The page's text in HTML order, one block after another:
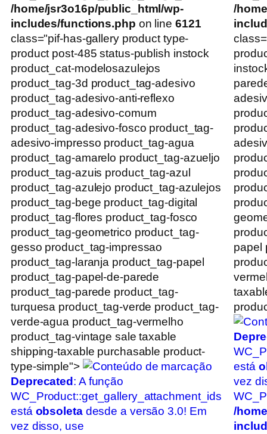
/home/jsr3o16p/public_html/wp-
includes/functions.php on line 6121
class="pif-has-gallery product type-
product post-485 status-publish instock
product_cat-modelosazulejos
product_tag-3d product_tag-adesivo
product_tag-adesivo-anti-reflexo
product_tag-adesivo-comum
product_tag-adesivo-fosco product_tag-
adesivo-impresso product_tag-agua
product_tag-amarelo product_tag-azueljo
product_tag-azuis product_tag-azul
product_tag-azulejo product_tag-azulejos
product_tag-bege product_tag-digital
product_tag-flores product_tag-fosco
product_tag-geometrico product_tag-
gesso product_tag-impressao
product_tag-laranja product_tag-papel
product_tag-papel-de-parede
product_tag-parede product_tag-
turquesa product_tag-verde product_tag-
verde-agua product_tag-vermelho
product_tag-vintage sale taxable
shipping-taxable purchasable product-
type-simple">
Deprecated : A função
WC_Product::get_gallery_attachment_ids
está obsoletadesde a versão 3.0! Em
vez disso, use
/
papel
está
vez
/